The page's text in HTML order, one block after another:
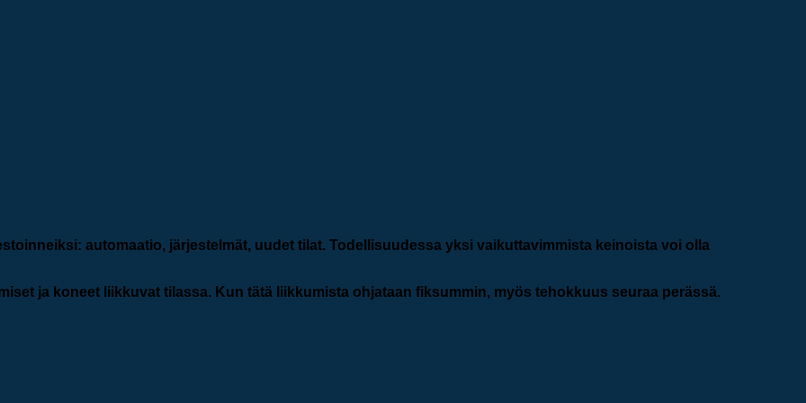
– Miten pienet muutokset voivat lisätä tehokkuutta?
automaatio, järjestelmät, uudet tilat. Todellisuudessa yksi vaikuttavimmista keinoista voi olla
ja koneet liikkuvat tilassa. Kun tätä liikkumista ohjataan fiksummin, myös tehokkuus seuraa perässä.
tekemättä?